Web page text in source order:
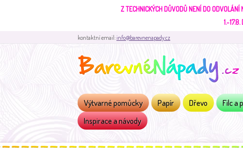
Z TECHNICKÝCH DŮVODŮ NENÍ DO
1.-17.8.
kontaktní email:info@barevnenapady.cz
Výtvarné pomůcky Papír Dřevo Filc a
Inspirace a návody